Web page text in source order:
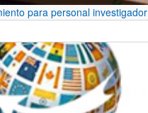
para personal investigador